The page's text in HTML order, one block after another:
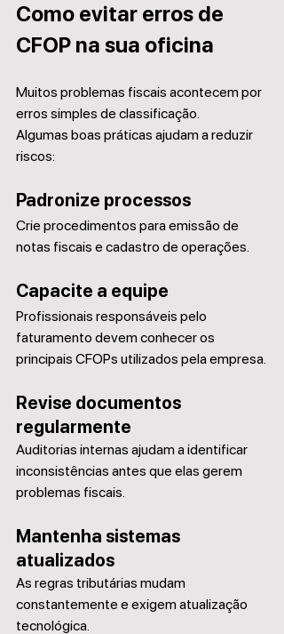
Como evitar erros de
CFOP na sua oficina
Muitos problemas fiscais acontecem por
erros simples de classificação.
Algumas boas práticas ajudam a reduzir
riscos:
Padronize processos
Crie procedimentos para emissão de
notas fiscais e cadastro de operações.
Capacite a equipe
Profissionais responsáveis pelo
faturamento devem conhecer os
principais CFOPs utilizados pela empresa.
Revise documentos
regularmente
Auditorias internas ajudam a identificar
inconsistências antes que elas gerem
problemas fiscais.
Mantenha sistemas
atualizados
As regras tributárias mudam
constantemente e exigem atualização
tecnológica.